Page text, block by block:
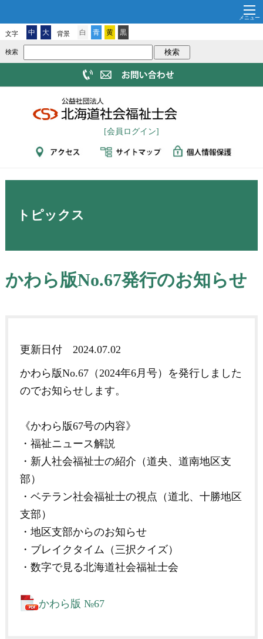
文字 中 大 背景 白 青 黄 黒
検索
[会員ログイン]
トピックス
かわら版No.67発行のお知らせ
更新日付 2024.07.02
かわら版No.67（2024年6月号）を発行しました
のでお知らせします。
《かわら版67号の内容》
・福祉ニュース解説
・新人社会福祉士の紹介（道央、道南地区支
部）
・ベテラン社会福祉士の視点（道北、十勝地区
支部）
・地区支部からのお知らせ
・ブレイクタイム（三択クイズ）
・数字で見る北海道社会福祉士会
かわら版 №67